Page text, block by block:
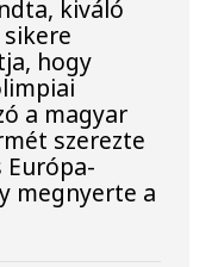
kiváló
hogy
a magyar
szerezte
Európa-
megnyerte a